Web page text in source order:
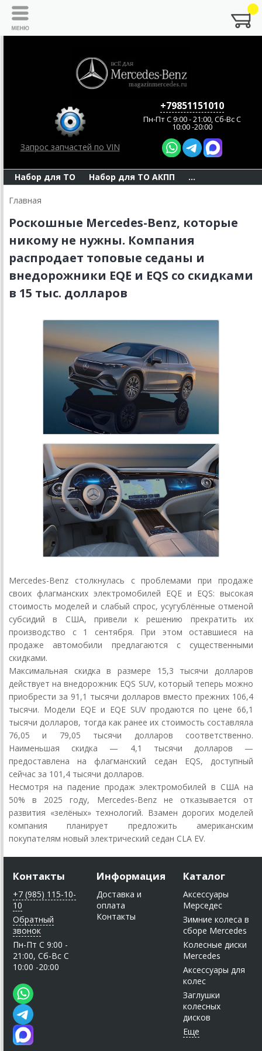
Запрос запчастей по VIN
+79851151010
Пн-Пт C 9:00 - 21:00, Сб-Вс С
10:00 -20:00
Набор для ТО Набор для ТО АКПП ...
Главная
Роскошные Mercedes-Benz, которые
никому не нужны. Компания
распродает топовые седаны и
внедорожники EQE и EQS со скидками
в 15 тыс. долларов
Mercedes-Benz столкнулась с проблемами при продаже
своих флагманских электромобилей EQE и EQS: высокая
стоимость моделей и слабый спрос, усугублённые отменой
субсидий в США, привели к решению прекратить их
производство с 1 сентября. При этом оставшиеся на
продаже автомобили предлагаются с существенными
скидками.
Максимальная скидка в размере 15,3 тысячи долларов
действует на внедорожник EQS SUV, который теперь можно
приобрести за 91,1 тысячи долларов вместо прежних 106,4
тысячи. Модели EQE и EQE SUV продаются по цене 66,1
тысячи долларов, тогда как ранее их стоимость составляла
76,05 и 79,05 тысячи долларов соответственно.
Наименьшая скидка — 4,1 тысячи долларов —
предоставлена на флагманский седан EQS, доступный
сейчас за 101,4 тысячи долларов.
Несмотря на падение продаж электромобилей в США на
50% в 2025 году, Mercedes-Benz не отказывается от
развития «зелёных» технологий. Взамен дорогих моделей
компания планирует предложить американским
покупателям новый электрический седан CLA EV.
Контакты
+7 (985) 115-10-
10
Обратный
звонок
Пн-Пт C 9:00 -
21:00, Сб-Вс С
10:00 -20:00
Информация
Доставка и
оплата
Контакты
Каталог
Аксессуары
Мерседес
Зимние колеса в
сборе Mercedes
Колесные диски
Mercedes
Аксессуары для
колес
Заглушки
колесных
дисков